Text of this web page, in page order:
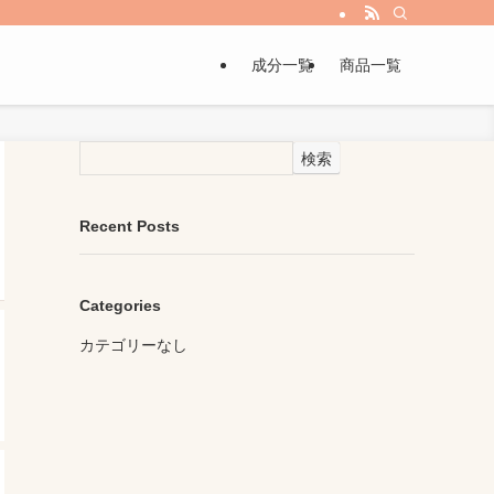
成分一覧 商品一覧
検索
Recent Posts
Categories
カテゴリーなし